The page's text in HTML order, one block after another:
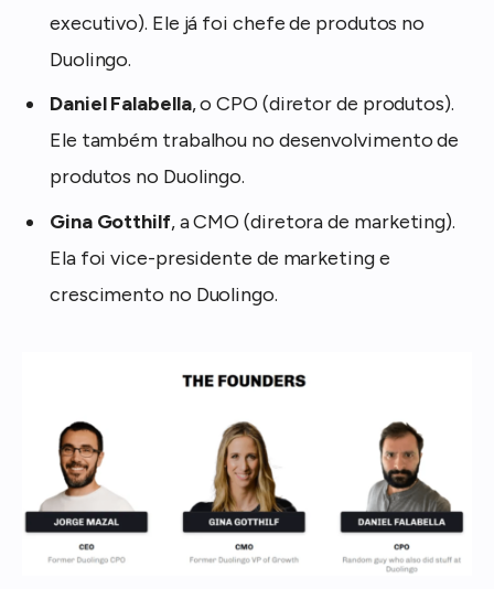
executivo). Ele já foi chefe de produtos no
Duolingo.
Daniel Falabella, o CPO (diretor de produtos).
Ele também trabalhou no desenvolvimento de
produtos no Duolingo.
Gina Gotthilf, a CMO (diretora de marketing).
Ela foi vice-presidente de marketing e
crescimento no Duolingo.